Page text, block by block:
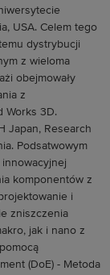
USA. Celem tego
dystrybucji
z wieloma
obejmowały
z
Works 3D.
Japan, Research
Podsatwowym
komponentów z
i
zniszczenia
jak i nano z
(DoE) - Metoda